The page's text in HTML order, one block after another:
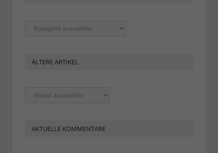
Rubriken
ÄLTERE ARTIKEL
Ältere
Artikel
AKTUELLE KOMMENTARE